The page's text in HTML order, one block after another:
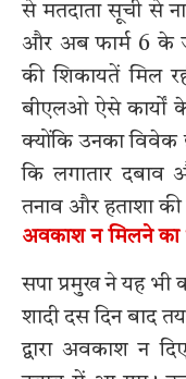
से मतदाता सूची से
और अब फार्म 6 के
की शिकायतें मिल
बीएलओ ऐसे कार्यों
क्योंकि उनका विवेक
कि लगातार दबाव
तनाव और हताशा की
अवकाश न मिलने का
सपा प्रमुख ने यह
शादी दस दिन बाद
द्वारा अवकाश न